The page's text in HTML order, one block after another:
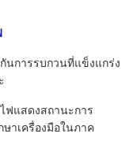
การรบกวนที่แข็งแกร่ง
ฟแสดงสถานะการ
าเครื่องมือในภาค